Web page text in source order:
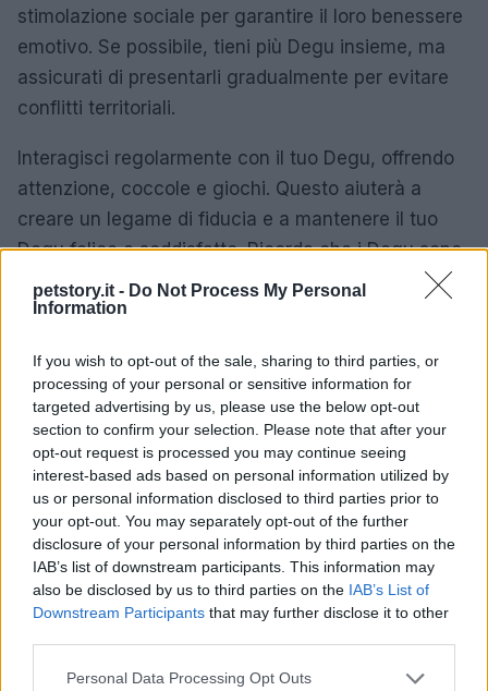
petstory.it - Do Not Process My Personal
Information
If you wish to opt-out of the sale, sharing to third parties, or
processing of your personal or sensitive information for
targeted advertising by us, please use the below opt-out
section to confirm your selection. Please note that after your
opt-out request is processed you may continue seeing
interest-based ads based on personal information utilized by
us or personal information disclosed to third parties prior to
your opt-out. You may separately opt-out of the further
disclosure of your personal information by third parties on the
IAB’s list of downstream participants. This information may
also be disclosed by us to third parties on the IAB’s List of
Downstream Participants that may further disclose it to other
Please note that this website/app uses one or more Google
Personal Data Processing Opt Outs
stimolazione sociale per garantire il loro benessere
emotivo. Se possibile, tieni più Degu insieme, ma
assicurati di presentarli gradualmente per evitare
conflitti territoriali.
Interagisci regolarmente con il tuo Degu, offrendo
attenzione, coccole e giochi. Questo aiuterà a
creare un legame di fiducia e a mantenere il tuo
Degu felice e soddisfatto. Ricorda che i Degu sono
animali notturni, quindi è meglio dedicare del tempo
alle interazioni durante le ore serali o notturne.
Prendersi cura di un Degu richiede impegno e
attenzione. Assicurati di fornire una dieta
equilibrata, un ambiente pulito, cure veterinarie
regolari e stimolazione sociale. Seguendo questi
consigli, potrai garantire una vita sana e felice al
tuo amico Degu.
AUTORE
Redazione Petstory.it